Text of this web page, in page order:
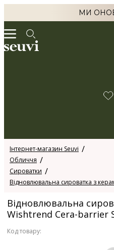
МИ
Інтернет-магазин Seuvi
Обличчя
Сироватки
Відновлювальна сироватка з
Відновлювальна
Wishtrend Cera-barrier
Код товару: